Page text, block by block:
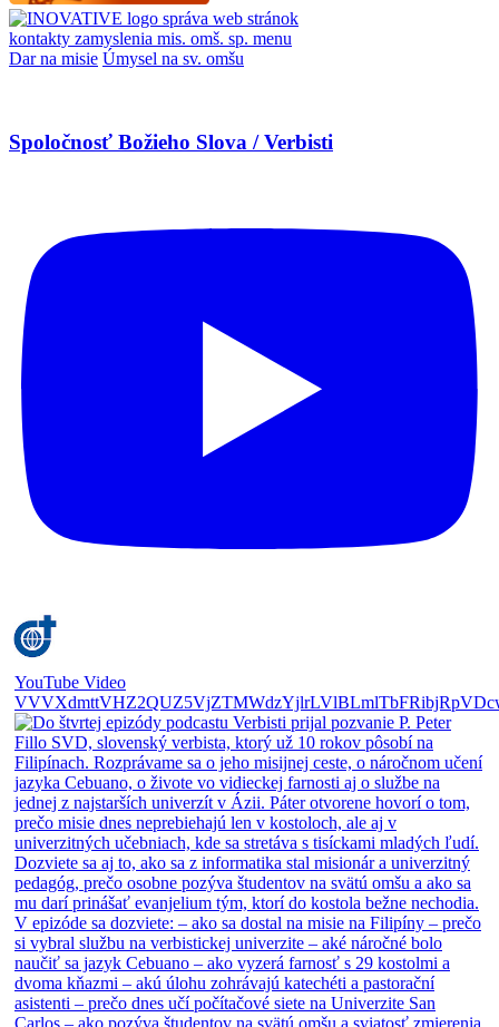
správa web stránok
kontakty zamyslenia mis. omš. sp. menu
Dar na misie Úmysel na sv. omšu
Spoločnosť Božieho Slova / Verbisti
YouTube Video